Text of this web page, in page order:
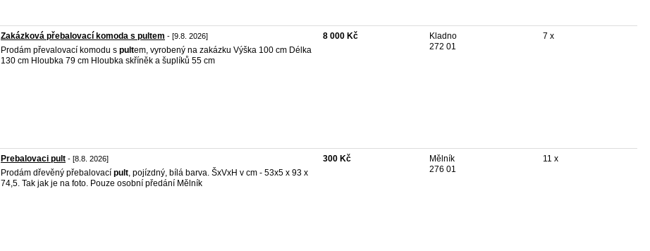
Zakázková přebalovací komoda s pultem - [9.8. 2026]
Prodám převalovací komodu s pultem, vyrobený na zakázku Výška 100 cm Délka
130 cm Hloubka 79 cm Hloubka skříněk a šuplíků 55 cm
8 000 Kč
Kladno
272 01
7 x
Prebalovaci pult - [8.8. 2026]
Prodám dřevěný přebalovací pult, pojízdný, bílá barva. ŠxVxH v cm - 53x5 x 93 x
74,5. Tak jak je na foto. Pouze osobní předání Mělník
300 Kč
Mělník
276 01
11 x